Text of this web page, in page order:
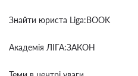
Знайти юриста Liga:BOOK
Академія ЛІГА:ЗАКОН